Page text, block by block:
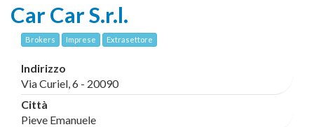
Car Car S.r.l.
Brokers Imprese Extrasettore
Indirizzo
Via Curiel, 6 - 20090
Città
Pieve Emanuele